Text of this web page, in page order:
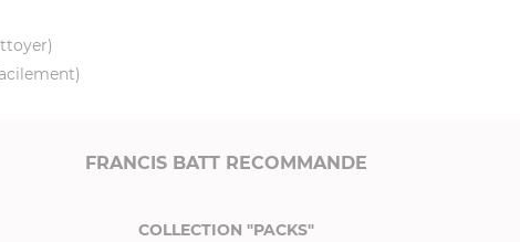
FRANCIS BATT RECOMMANDE
COLLECTION "PACKS"